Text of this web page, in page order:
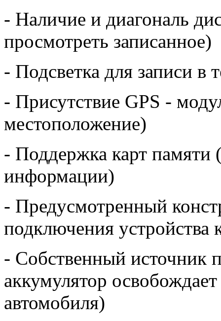
- Наличие и диагональ
просмотреть записанное)
- Подсветка для записи в
- Присутствие GPS -
местоположение)
- Поддержка карт памяти
информации)
- Предусмотренный
подключения устройства
- Собственный источник
аккумулятор
автомобиля)